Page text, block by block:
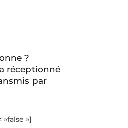
?
réceptionné
par
»]